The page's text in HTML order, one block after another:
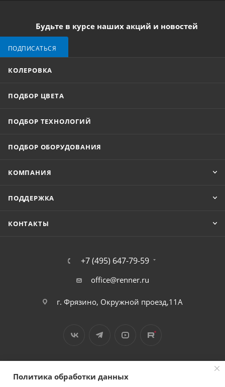
Будьте в курсе наших акций и новостей
ПОДПИСАТЬСЯ
КОЛЕРОВКА
ПОДБОР ЦВЕТА
ПОДБОР ТЕХНОЛОГИЙ
ПОДБОР ОБОРУДОВАНИЯ
КОМПАНИЯ
ПОДДЕРЖКА
КОНТАКТЫ
+7 (495) 647-79-59
office@renner.ru
г. Фрязино, Окружной проезд,11А
Политика обработки данных